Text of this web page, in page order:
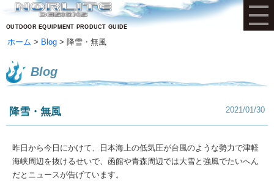
OUTDOOR EQUIPMENT PRODUCT GUIDE
ホーム Blog 降雪・無風
Blog
降雪・無風 2021/01/30
昨日から今日にかけて、日本海上の低気圧が台風のような勢力で津軽
海峡周辺を抜けるせいで、函館や青森周辺では大雪と強風でたいへん
だとニュースが告げています。